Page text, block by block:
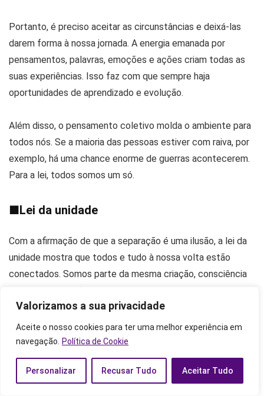
Valorizamos a sua privacidade
Aceite o nosso cookies para ter uma melhor experiência em
navegação.
Política de Cookie
Personalizar Recusar Tudo Aceitar Tudo
Portanto, é preciso aceitar as circunstâncias e deixá-las
darem forma à nossa jornada. A energia emanada por
pensamentos, palavras, emoções e ações criam todas as
suas experiências. Isso faz com que sempre haja
oportunidades de aprendizado e evolução.
Além disso, o pensamento coletivo molda o ambiente para
todos nós. Se a maioria das pessoas estiver com raiva, por
exemplo, há uma chance enorme de guerras acontecerem.
Para a lei, todos somos um só.
■Lei da unidade
Com a afirmação de que a separação é uma ilusão, a lei da
unidade mostra que todos e tudo à nossa volta estão
conectados. Somos parte da mesma criação, consciência
coletiva e vibração. Quanto mais obstáculos colocamos,
como diferenças raciais e de status, menos contato
teremos com nós mesmos.
Absolutamente tudo o que fazemos, dizemos e pensamos
afeta as outras pessoas que estão ao nosso redor. Todos